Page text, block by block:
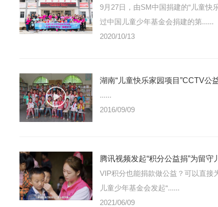
9月27日，由SM中国捐建的“儿童
过中国儿童少年基金会捐建的第......
2020/10/13
湖南“儿童快乐家园项目”CCTV公
......
2016/09/09
腾讯视频发起“积分公益捐”为留守
VIP积分也能捐款做公益？可以直接
儿童少年基金会发起“......
2021/06/09